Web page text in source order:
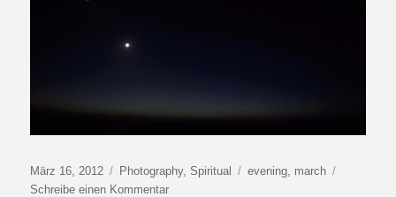
Veröffentlicht
am
März 16, 2012 Kategorien
Photography, Spiritual Schlagwörter
evening march
Schreibe einen Kommentarzu